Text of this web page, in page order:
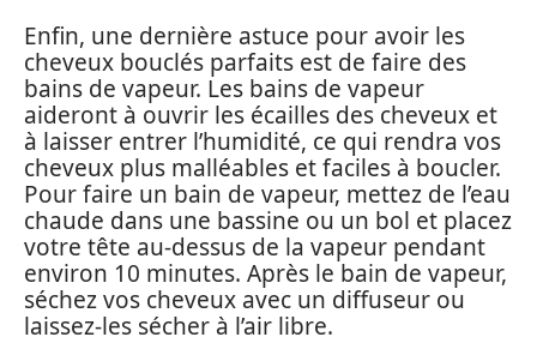
Enfin, une dernière astuce pour avoir les
cheveux bouclés parfaits est de faire des
bains de vapeur. Les bains de vapeur
aideront à ouvrir les écailles des cheveux et
à laisser entrer l’humidité, ce qui rendra vos
cheveux plus malléables et faciles à boucler.
Pour faire un bain de vapeur, mettez de l’eau
chaude dans une bassine ou un bol et placez
votre tête au-dessus de la vapeur pendant
environ 10 minutes. Après le bain de vapeur,
séchez vos cheveux avec un diffuseur ou
laissez-les sécher à l’air libre.